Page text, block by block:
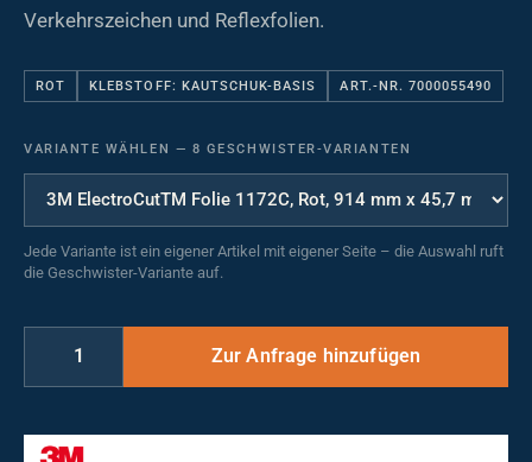
Verkehrszeichen und Reflexfolien.
ROT KLEBSTOFF: KAUTSCHUK-BASIS ART.-NR. 7000055490
VARIANTE WÄHLEN — 8 GESCHWISTER-VARIANTEN
Jede Variante ist ein eigener Artikel mit eigener Seite – die Auswahl ruft
die Geschwister-Variante auf.